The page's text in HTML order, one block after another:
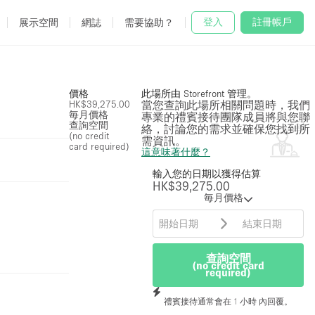
展示空間 網誌 需要協助？ 登入 註冊帳戶
此場所由 Storefront 管理。
當您查詢此場所相關問題時，我們
專業的禮賓接待團隊成員將與您聯
絡，討論您的需求並確保您找到所
需資訊。
這意味著什麼？
輸入您的日期以獲得估算
HK$39,275.00
毎月價格
查詢空間
(no credit card
required)
禮賓接待通常會在 1 小時 內回覆。
價格
HK$39,275.00
毎月價格
查詢空間
(no credit
card required)